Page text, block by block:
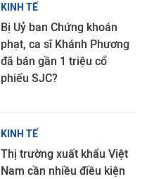
KINH TẾ
Bị Uỷ ban Chứng khoán
phạt, ca sĩ Khánh Phương
đã bán gần 1 triệu cổ
phiếu SJC?
KINH TẾ
Thị trường xuất khẩu Việt
Nam cần nhiều điều kiện